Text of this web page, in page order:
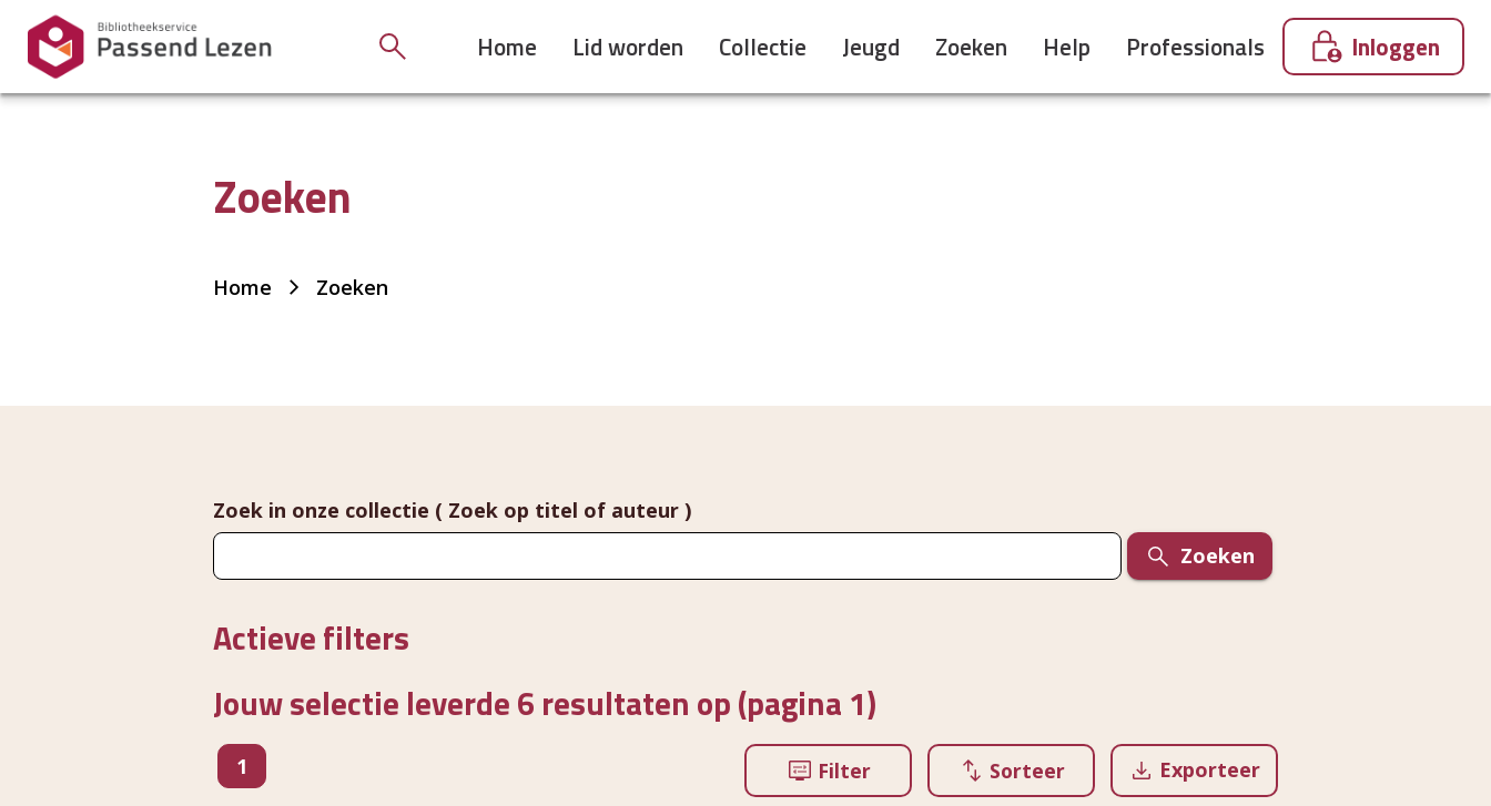
Home Lid worden Collectie Jeugd Zoeken Help Professionals Inloggen
Zoeken
Je
Home Zoeken
Zoek in onze collectie ( Zoek op titel of auteur )
Zoeken
Actieve filters
Jouw selectie leverde 6 resultaten op (pagina 1)
Filter Sorteer Exporteer
pagina
1